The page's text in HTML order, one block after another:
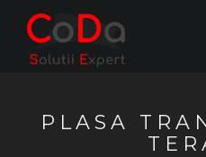
PLASA